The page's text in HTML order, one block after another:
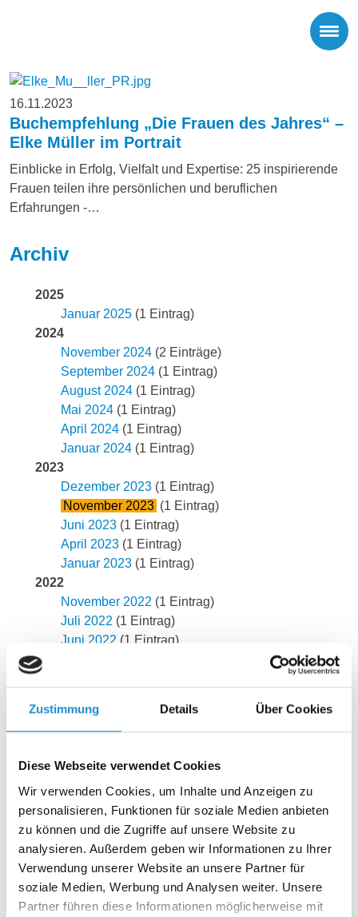
Zustimmung Details Über Cookies
Diese Webseite verwendet Cookies
Wir verwenden Cookies, um Inhalte und Anzeigen zu
personalisieren, Funktionen für soziale Medien anbieten
zu können und die Zugriffe auf unsere Website zu
analysieren. Außerdem geben wir Informationen zu Ihrer
Verwendung unserer Website an unsere Partner für
soziale Medien, Werbung und Analysen weiter. Unsere
Partner führen diese Informationen möglicherweise mit
16.11.2023
Buchempfehlung „Die Frauen des Jahres“ –
Elke Müller im Portrait
Einblicke in Erfolg, Vielfalt und Expertise: 25 inspirierende
Frauen teilen ihre persönlichen und beruflichen
Erfahrungen -…
Archiv
2025
Januar 2025 (1 Eintrag)
2024
November 2024 (2 Einträge)
September 2024 (1 Eintrag)
August 2024 (1 Eintrag)
Mai 2024 (1 Eintrag)
April 2024 (1 Eintrag)
Januar 2024 (1 Eintrag)
2023
Dezember 2023 (1 Eintrag)
November 2023 (1 Eintrag)
Juni 2023 (1 Eintrag)
April 2023 (1 Eintrag)
Januar 2023 (1 Eintrag)
2022
November 2022 (1 Eintrag)
Juli 2022 (1 Eintrag)
Juni 2022 (1 Eintrag)
2021
Dezember 2021(2 Einträge)
Juli 2021(1 Eintrag)
Juni 2021(1 Eintrag)
April 2021(1 Eintrag)
2020
Oktober 2020(1 Eintrag)
September 2020(1 Eintrag)
August 2020(1 Eintrag)
Juli 2020(1 Eintrag)